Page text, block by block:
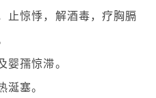
止惊悸，解酒毒，疗胸膈
婴孺惊滞。
涎塞。